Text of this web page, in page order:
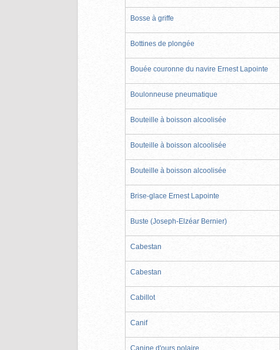
Bosse à griffe
Bottines de plongée
Bouée couronne du navire Ernest Lapointe
Boulonneuse pneumatique
Bouteille à boisson alcoolisée
Bouteille à boisson alcoolisée
Bouteille à boisson alcoolisée
Brise-glace Ernest Lapointe
Buste (Joseph-Elzéar Bernier)
Cabestan
Cabestan
Cabillot
Canif
Canine d'ours polaire